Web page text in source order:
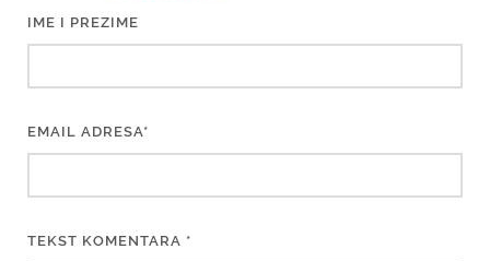
IME I PREZIME
EMAIL ADRESA*
TEKST KOMENTARA *